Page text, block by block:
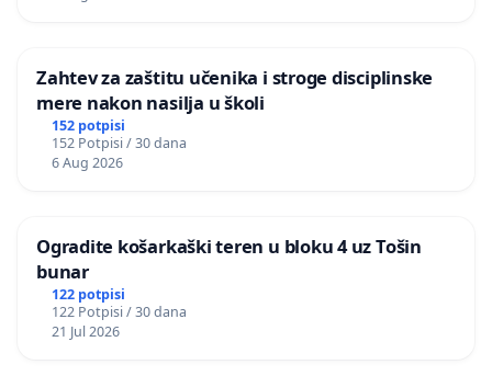
Zahtev za zaštitu učenika i stroge disciplinske
mere nakon nasilja u školi
152 potpisi
152 Potpisi / 30 dana
6 Aug 2026
Ogradite košarkaški teren u bloku 4 uz Tošin
bunar
122 potpisi
122 Potpisi / 30 dana
21 Jul 2026